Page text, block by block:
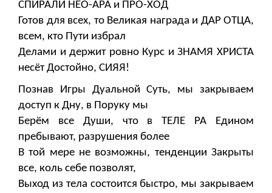
СПИРАЛИ НЕО-АРА и ПРО-ХОД
Готов для всех, то Великая награда и ДАР ОТЦА,
всем, кто Пути избрал
Делами и держит ровно Курс и ЗНАМЯ ХРИСТА
несёт Достойно, СИЯЯ!
Познав Игры Дуальной Суть, мы закрываем
доступ к Дну, в Поруку мы
Берём все Души, что в ТЕЛЕ РА Едином
пребывают, разрушения более
В той мере не возможны, тенденции Закрыты
все, коль себе позволят,
Выход из тела состоится быстро, мы закрываем